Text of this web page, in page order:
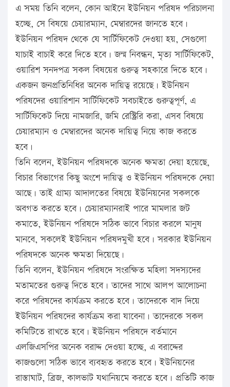
এ সময় তিনি বলেন, কোন আইনে ইউনিয়ন পরিষদ পরিচালনা
হচ্ছে, সে বিষয়ে চেয়ারম্যান, মেম্বারদের জানতে হবে।
ইউনিয়ন পরিষদ থেকে যে সার্টিফিকেট দেওয়া হয়, সেগুলো
যাচাই বাচাই করে দিতে হবে। জন্ম নিবন্ধন, মৃত্য সার্টিফিকেট,
ওয়ারিশ সনদপত্র সকল বিষয়ের গুরুত্ব সহকারে দিতে হবে।
একজন জনপ্রতিনিধির অনেক দায়িত্ব রয়েছে। ইউনিয়ন
পরিষদের ওয়ারিশান সার্টিফিকেট সবচাইতে গুরুত্বপূর্ণ, এ
সার্টিফিকেট দিয়ে নামজারি, জমি রেস্ট্রিরি করা, এসব বিষয়ে
চেয়ারম্যান ও মেম্বারদের অনেক দায়িত্ব নিয়ে কাজ করতে
হবে।
তিনি বলেন, ইউনিয়ন পরিষদকে অনেক ক্ষমতা দেয়া হয়েছে,
বিচার বিভাগের কিছু অংশে দায়িত্ব ও ইউনিয়ন পরিষদকে দেয়া
আছে। তাই গ্রাম্য আদালতের বিষয়ে ইউনিয়নের সকলকে
অবগত করতে হবে। চেয়ারম্যানরাই পারে মামলার জট
কমাতে, ইউনিয়ন পরিষদে সঠিক ভাবে বিচার করলে মানুষ
মানবে, সকলেই ইউনিয়ন পরিষদমুখী হবে। সরকার ইউনিয়ন
পরিষদকে অনেক ক্ষমতা দিয়েছে।
তিনি বলেন, ইউনিয়ন পরিষদে সংরক্ষিত মহিলা সদস্যদের
মতামতের গুরুত্ব দিতে হবে। তাদের সাথে আলপ আলোচনা
করে পরিষদের কার্যক্রম করতে হবে। তাদেরকে বাদ দিয়ে
ইউনিয়ন পরিষদের কার্যক্রম করা যাবেনা। তাদেরকে সকল
কমিটিতে রাখতে হবে। ইউনিয়ন পরিষদে বর্তমানে
এলজিএসপির অনেক বরাদ্দ দেওয়া হচ্ছে, এ বরাদ্দের
কাজগুলো সঠিক ভাবে ব্যবহৃত করতে হবে। ইউনিয়নের
রাস্তাঘাট, ব্রিজ, কালভাট যথানিয়মে করতে হবে। প্রতিটি কাজ